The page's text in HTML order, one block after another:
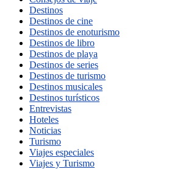
Destinos
Destinos de cine
Destinos de enoturismo
Destinos de libro
Destinos de playa
Destinos de series
Destinos de turismo
Destinos musicales
Destinos turísticos
Entrevistas
Hoteles
Noticias
Turismo
Viajes especiales
Viajes y Turismo